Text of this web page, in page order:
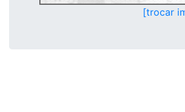
[trocar